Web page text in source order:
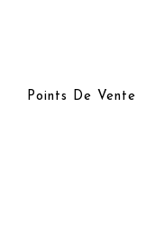
Points De Vente